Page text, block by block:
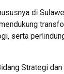
di
serta
Strategi